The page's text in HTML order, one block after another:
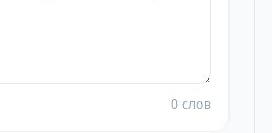
0 слов